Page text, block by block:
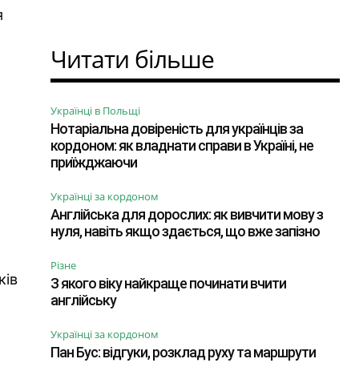
Читати більше
Українці в Польщі
Нотаріальна довіреність для українців за
кордоном: як владнати справи в Україні, не
приїжджаючи
Українці за кордоном
Англійська для дорослих: як вивчити мову з
нуля, навіть якщо здається, що вже запізно
Різне
З якого віку найкраще починати вчити
англійську
Українці за кордоном
Пан Бус: відгуки, розклад руху та маршрути